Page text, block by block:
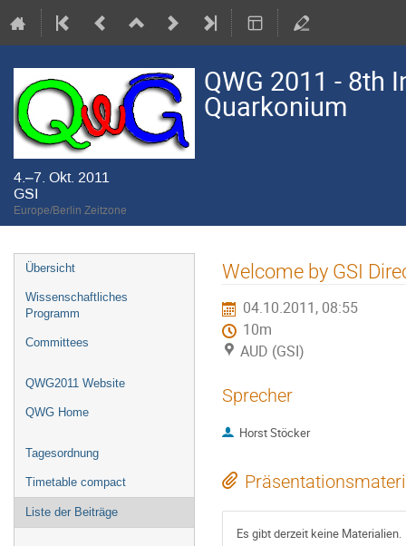
QWG 2011 - 8th
Quarkonium
4.–7. Okt. 2011
GSI
Europe/Berlin Zeitzone
Veranstaltungsmenü
Übersicht
Wissenschaftliches
Programm
Committees
QWG2011 Website
QWG Home
Tagesordnung
Timetable compact
Liste der Beiträge
Welcome by GSI
04.10.2011, 08:55
10m
AUD (GSI)
Sprecher
Horst Stöcker
Es gibt derzeit keine Materialien.